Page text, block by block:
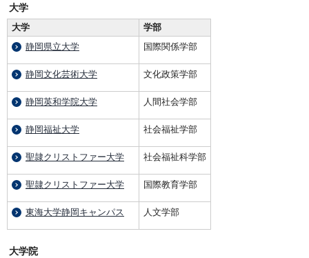
大学
大学
学部
静岡県立大学
国際関係学部
静岡文化芸術大学 文化政策学部
静岡英和学院大学 人間社会学部
静岡福祉大学 社会福祉学部
聖隷クリストファー大学 社会福祉科学部
聖隷クリストファー大学 国際教育学部
東海大学静岡キャンパス 人文学部
大学院